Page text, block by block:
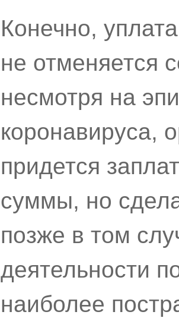
Конечно,
не отменяется
несмотря на
коронавируса,
придется
суммы, но
позже в том
деятельности
наиболее